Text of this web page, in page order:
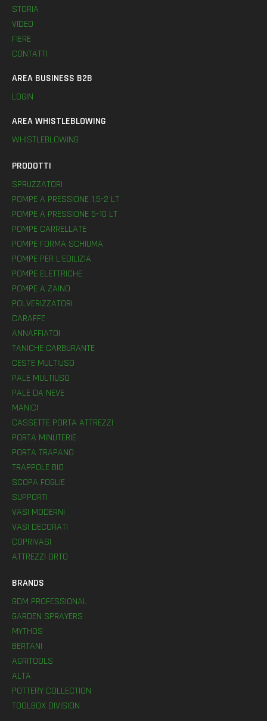
STORIA
VIDEO
FIERE
CONTATTI
AREA BUSINESS B2B
LOGIN
AREA WHISTLEBLOWING
WHISTLEBLOWING
PRODOTTI
SPRUZZATORI
POMPE A PRESSIONE 1,5-2 LT
POMPE A PRESSIONE 5-10 LT
POMPE CARRELLATE
POMPE FORMA SCHIUMA
POMPE PER L’EDILIZIA
POMPE ELETTRICHE
POMPE A ZAINO
POLVERIZZATORI
CARAFFE
ANNAFFIATOI
TANICHE CARBURANTE
CESTE MULTIUSO
PALE MULTIUSO
PALE DA NEVE
MANICI
CASSETTE PORTA ATTREZZI
PORTA MINUTERIE
PORTA TRAPANO
TRAPPOLE BIO
SCOPA FOGLIE
SUPPORTI
VASI MODERNI
VASI DECORATI
COPRIVASI
ATTREZZI ORTO
BRANDS
GDM PROFESSIONAL
GARDEN SPRAYERS
MYTHOS
BERTANI
AGRITOOLS
ALTA
POTTERY COLLECTION
TOOLBOX DIVISION